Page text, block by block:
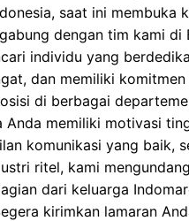
saat ini membuka
dengan tim kami di
individu yang
dan memiliki
di berbagai
Anda memiliki motivasi
komunikasi yang baik,
ritel, kami
dari keluarga
kirimkan lamaran